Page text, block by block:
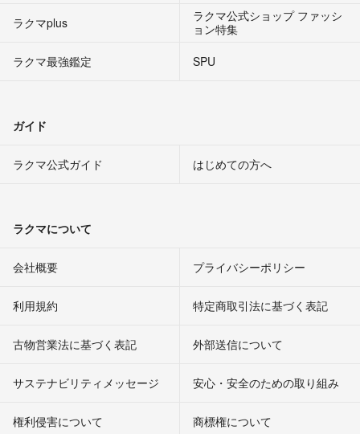
ラクマplus
ラクマ公式ショップ ファッシ
ョン特集
ラクマ最強鑑定
SPU
ガイド
ラクマ公式ガイド はじめての方へ
ラクマについて
会社概要 プライバシーポリシー
利用規約 特定商取引法に基づく表記
古物営業法に基づく表記 外部送信について
サステナビリティメッセージ 安心・安全のための取り組み
権利侵害について
商標権について